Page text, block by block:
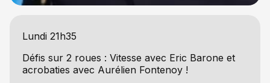
Lundi 21h35
Défis sur 2 roues : Vitesse avec Eric Barone et
acrobaties avec Aurélien Fontenoy !